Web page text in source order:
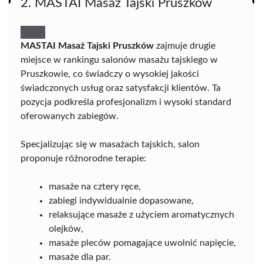
2. MASTAI Masaż Tajski Pruszków
MASTAI Masaż Tajski Pruszków zajmuje drugie
miejsce w rankingu salonów masażu tajskiego w
Pruszkowie, co świadczy o wysokiej jakości
świadczonych usług oraz satysfakcji klientów. Ta
pozycja podkreśla profesjonalizm i wysoki standard
oferowanych zabiegów.
Specjalizując się w masażach tajskich, salon
proponuje różnorodne terapie:
masaże na cztery ręce,
zabiegi indywidualnie dopasowane,
relaksujące masaże z użyciem aromatycznych
olejków,
masaże pleców pomagające uwolnić napięcie,
masaże dla par.